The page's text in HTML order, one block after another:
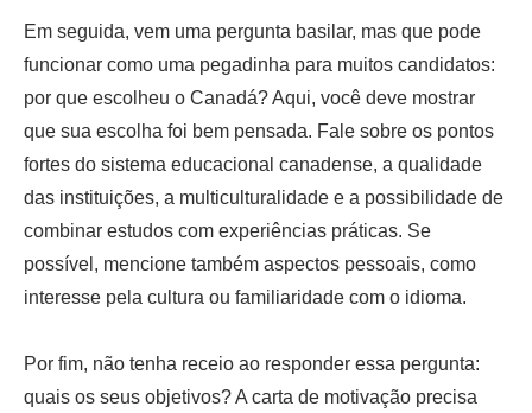
Em seguida, vem uma pergunta basilar, mas que pode
funcionar como uma pegadinha para muitos candidatos:
por que escolheu o Canadá? Aqui, você deve mostrar
que sua escolha foi bem pensada. Fale sobre os pontos
fortes do sistema educacional canadense, a qualidade
das instituições, a multiculturalidade e a possibilidade de
combinar estudos com experiências práticas. Se
possível, mencione também aspectos pessoais, como
interesse pela cultura ou familiaridade com o idioma.
Por fim, não tenha receio ao responder essa pergunta:
quais os seus objetivos? A carta de motivação precisa